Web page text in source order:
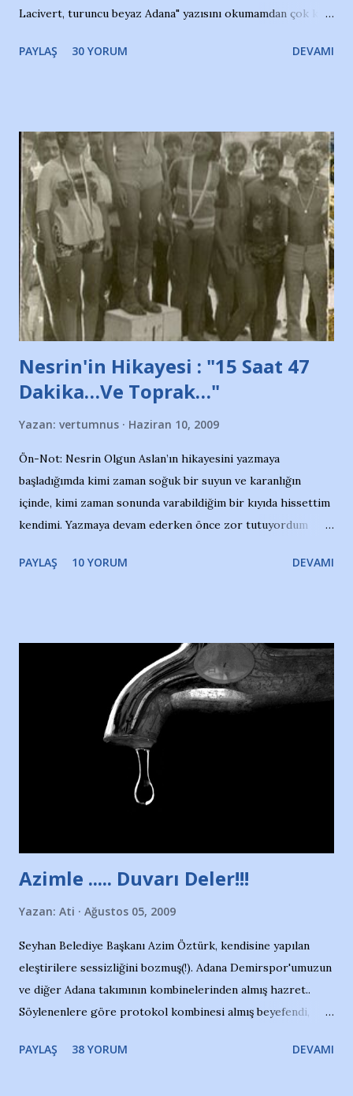
Lacivert, turuncu beyaz Adana" yazısını okumamdan çok kısa
irkildim.. "Bursasporlu taraftarlar, İstanbul takımlarının
ve ürünlerini Bursa şehrinde görmek istemediklerini bir
protesto eylemiyle açıkladıklarını bildiriyordu.. Bu grup
adına açıklama yapan şahsı muhterem(!) ''Açık ve net olarak
söylüyoruz. Bu son uyarımızdır. Bunun yanısıra, bu takımlara
ait tanıtıcı ilanların asılmasına izin veren Bursa Büyükşehir
Belediyesi ile mağazaların bulunduğu alışveriş merkezlerini
de kınıyoruz'' diye de eklemiş .. Blogumuzda okuduğum bu
yazının hemen ardından bu habe...
PAYLAŞ 30 YORUM DEVAMI
Nesrin'in Hikayesi : "15 Saat 47
Dakika…Ve Toprak…"
Yazan: vertumnus Haziran 10, 2009
Ön-Not: Nesrin Olgun Aslan’ın hikayesini yazmaya
başladığımda kimi zaman soğuk bir suyun ve karanlığın
içinde, kimi zaman sonunda varabildiğim bir kıyıda hissettim
kendimi. Yazmaya devam ederken önce zor tutuyordum
Yazımı, ağlayarak bitirebildim ancak…Kendisinin web
Nesrin’in Hikayesi’ne başlıyorum… 1964 Adana Yüzme
havuzunun kenarında 7 yaşında kara kuru bir kız çocuğu
duruyor. Havuzun içinde Adana Demirspor Kulübü
yüzücüleri. Erkekler çoğunlukta. Küçük kız etrafına bakıyor.
Sadece 4 kız çocuğu var. Nesrin, Adana Demirspor’un 4
kızından biri oluyor o gün…Giriyor havuza. 1973 – 1975
Adana Nesrin, 16 yaşında. Yüzüyor. 7 yaşında girdiği
Türkiye 3.lüğü var. 17 yaşında mar...
PAYLAŞ 10 YORUM DEVAMI
Azimle ..... Duvarı Deler!!!
Yazan: Ati Ağustos 05, 2009
Seyhan Belediye Başkanı Azim Öztürk, kendisine yapılan
eleştirilere sessizliğini bozmuş(!). Adana Demirspor'umuzun
ve diğer Adana takımının kombinelerinden almış hazret..
Söylenenlere göre protokol kombinesi almış beyefendi,
ki kombineyi Bekir Başkan'dan alırken; dillere destan..
PAYLAŞ 38 YORUM DEVAMI